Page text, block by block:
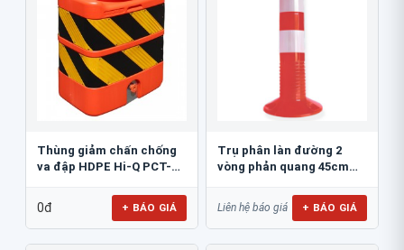
Thùng giảm chấn chống
va đập HDPE Hi-Q PCT-
0đ + BÁO GIÁ
Trụ phân làn đường 2
vòng phản quang 45cm
Liên hệ báo giá + BÁO GIÁ